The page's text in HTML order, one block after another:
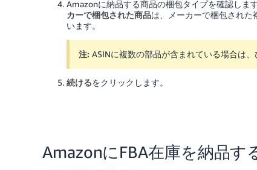
Amazonに納品する商品の梱包タイプを確認します
カーで梱包された商品は、メーカーで梱包され
います。
注: ASINに複数の部品が含まれている場合は
続けるをクリックします。
AmazonにFBA在庫を納品す